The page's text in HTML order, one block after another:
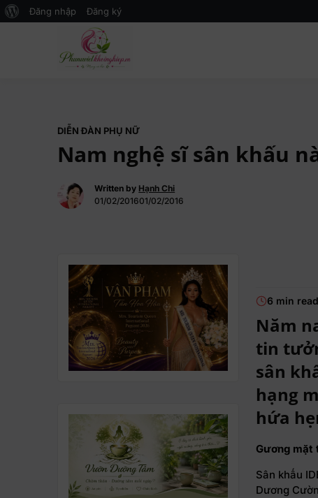
Mạng xã hội Kinh tế – Giáo dục –
DIỄN ĐÀN PHỤ NỮ
Nam nghệ sĩ sân khấu
Written by Hạnh Chi
01/02/201601/02/2016
6 min read
Năm
tin
sân
hạng
hứa
Gương mặt
Sân khấu
Dương
Đăng nhập Đăng ký